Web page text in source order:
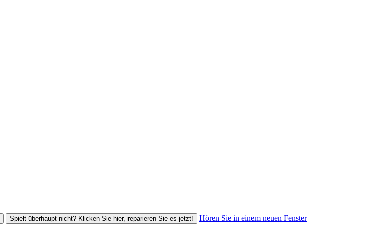
Spielt überhaupt nicht? Klicken Sie hier, reparieren Sie es jetzt! Hören Sie in einem neuen Fenster